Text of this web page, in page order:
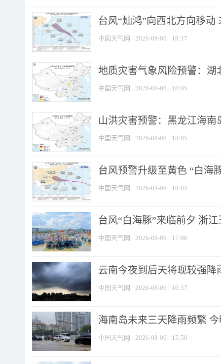
台风“灿鸿”向西北方向移动
中国天气网 2026-08-06 18:17
地质灾害气象风险预警：湖
中国天气网 2026-08-06 18:05
山洪灾害预警：黑龙江海
中国天气网 2026-08-06 18:05
台风预警升级至黄色 “白海
中国天气网 2026-08-06 18:05
台风“白海豚”来临前夕 浙
中国天气网 2026-08-06 17:06
云南今夜到后天将现较强降
中国天气网 2026-08-06 16:37
海南岛未来三天降雨频繁
中国天气网 2026-08-06 15:50